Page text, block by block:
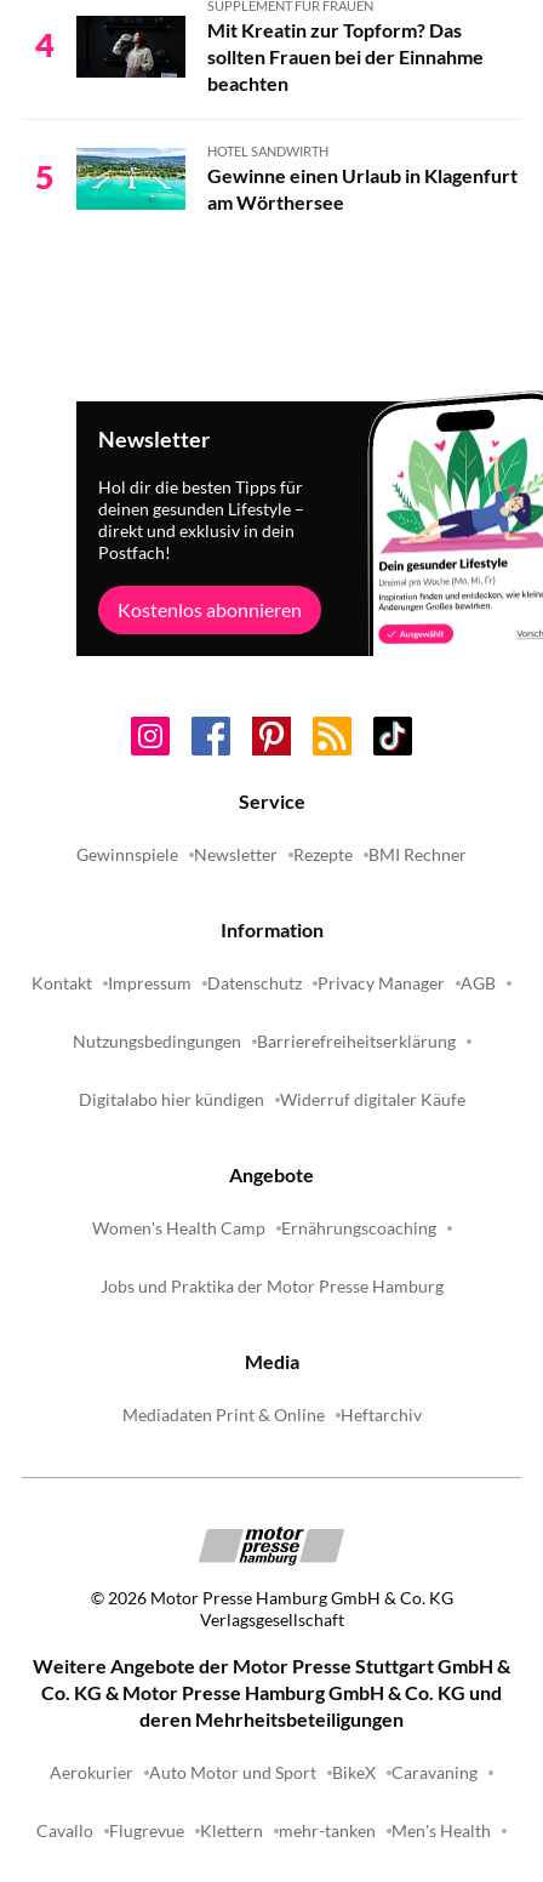
4
SUPPLEMENT FÜR FRAUEN
Mit Kreatin zur Topform? Das
sollten Frauen bei der Einnahme
beachten
5
HOTEL SANDWIRTH
Gewinne einen Urlaub in Klagenfurt
am Wörthersee
Newsletter
Hol dir die besten Tipps für
deinen gesunden Lifestyle –
direkt und exklusiv in dein
Postfach!
Kostenlos abonnieren
Service
Gewinnspiele Newsletter Rezepte BMI Rechner
Information
Kontakt Impressum Datenschutz Privacy Manager AGB
Nutzungsbedingungen Barrierefreiheitserklärung
Digitalabo hier kündigen Widerruf digitaler Käufe
Angebote
Women's Health Camp Ernährungscoaching
Jobs und Praktika der Motor Presse Hamburg
Media
Mediadaten Print & Online Heftarchiv
© 2026 Motor Presse Hamburg GmbH & Co. KG
Verlagsgesellschaft
Weitere Angebote der Motor Presse Stuttgart GmbH &
Co. KG & Motor Presse Hamburg GmbH & Co. KG und
deren Mehrheitsbeteiligungen
Aerokurier Auto Motor und Sport BikeX Caravaning
Cavallo Flugrevue Klettern mehr-tanken Men's Health